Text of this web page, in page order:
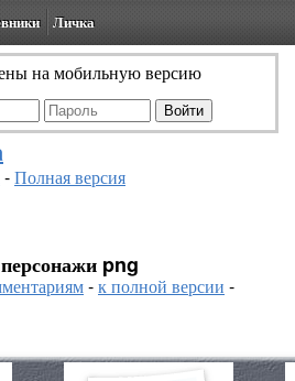
Личка
на мобильную версию
-Полная версия
png
-к полной версии -